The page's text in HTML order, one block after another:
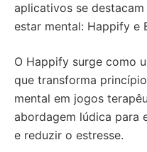
aplicativos se
estar mental: Happify e
O Happify surge como
que transforma
mental em jogos
abordagem lúdica para
e reduzir o estresse.